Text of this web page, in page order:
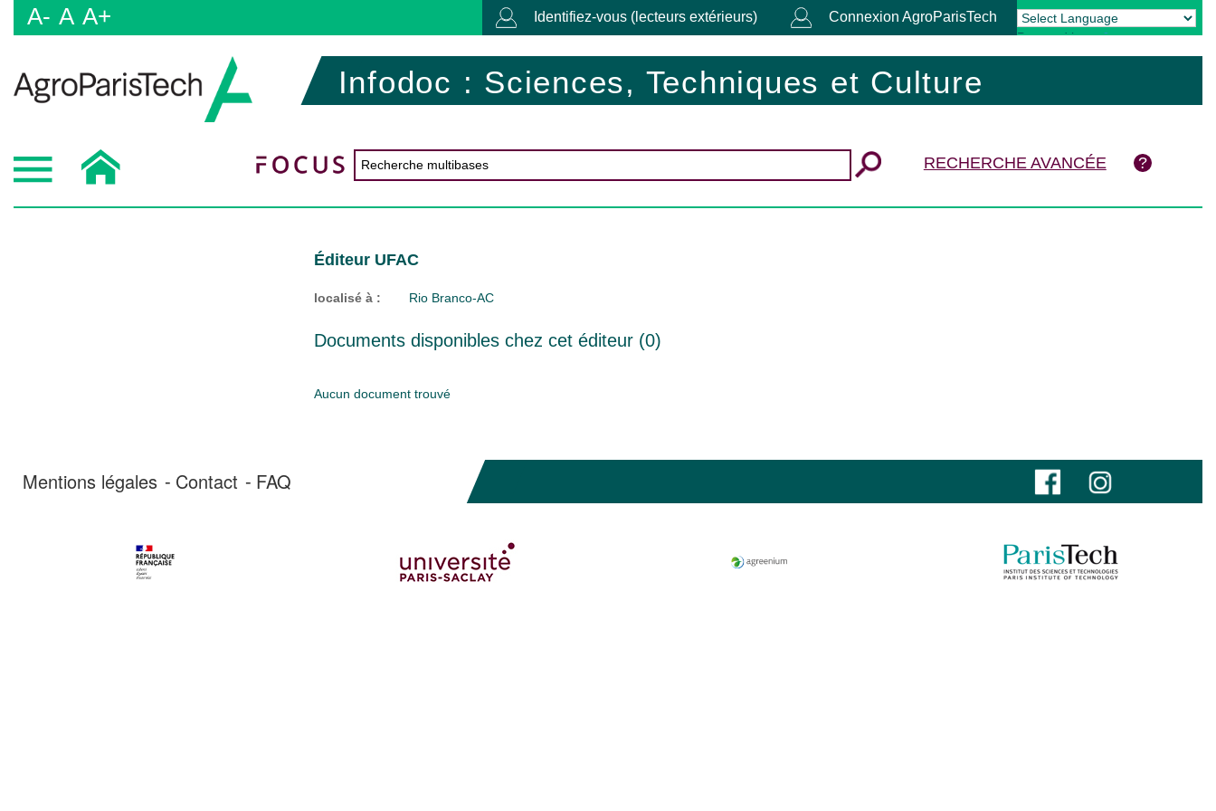
A- A A+ Identifiez-vous (lecteurs extérieurs) Connexion AgroParisTech
Powered by Translate
Infodoc : Sciences, Techniques et Culture
RECHERCHE AVANCÉE
Éditeur UFAC
localisé à : Rio Branco-AC
Documents disponibles chez cet éditeur (0)
Aucun document trouvé
Mentions légales Contact FAQ